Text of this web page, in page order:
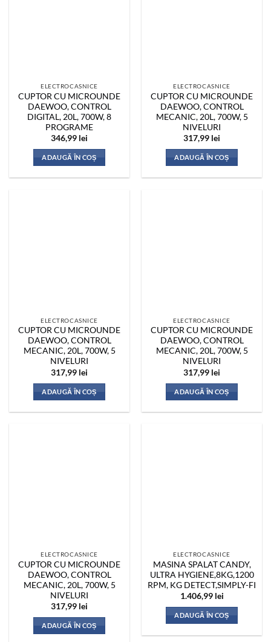
ELECTROCASNICE
CUPTOR CU MICROUNDE
DAEWOO, CONTROL
DIGITAL, 20L, 700W, 8
PROGRAME
346,99 lei
ADAUGĂ ÎN COȘ
ELECTROCASNICE
CUPTOR CU MICROUNDE
DAEWOO, CONTROL
MECANIC, 20L, 700W, 5
NIVELURI
317,99 lei
ADAUGĂ ÎN COȘ
ELECTROCASNICE
CUPTOR CU MICROUNDE
DAEWOO, CONTROL
MECANIC, 20L, 700W, 5
NIVELURI
317,99 lei
ADAUGĂ ÎN COȘ
ELECTROCASNICE
CUPTOR CU MICROUNDE
DAEWOO, CONTROL
MECANIC, 20L, 700W, 5
NIVELURI
317,99 lei
ADAUGĂ ÎN COȘ
ELECTROCASNICE
CUPTOR CU MICROUNDE
DAEWOO, CONTROL
MECANIC, 20L, 700W, 5
NIVELURI
317,99 lei
ADAUGĂ ÎN COȘ
ELECTROCASNICE
MASINA SPALAT CANDY,
ULTRA HYGIENE,8KG,1200
RPM, KG DETECT,SIMPLY-FI
1.406,99 lei
ADAUGĂ ÎN COȘ